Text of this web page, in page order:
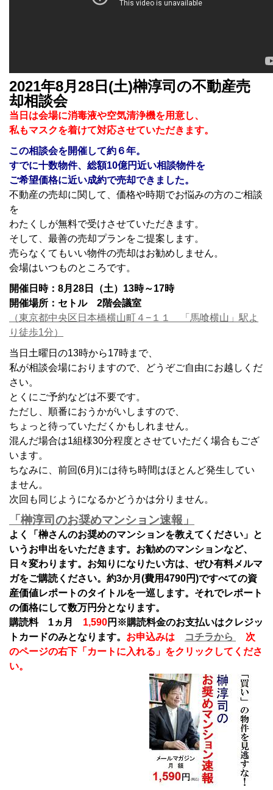
2021年8月28日(土)榊淳司の不動産売
却相談会
当日は会場に消毒液や空気清浄機を用意し、
私もマスクを着けて対応させていただきます。
この相談会を開催して約６年。
すでに十数物件、総額10億円近い相談物件を
ご希望価格に近い成約で売却できました。
不動産の売却に関して、価格や時期でお悩みの方のご相談
を
わたくしが無料で受けさせていただきます。
そして、最善の売却プランをご提案します。
売らなくてもいい物件の売却はお勧めしません。
会場はいつものところです。
開催日時：8月28日（土）13時～17時
開催場所：セトル 2階会議室
（東京都中央区日本橋横山町４−１１ 「馬喰横山」駅よ
り徒歩1分）
当日土曜日の13時から17時まで、
私が相談会場におりますので、どうぞご自由にお越しくだ
さい。
とくにご予約などは不要です。
ただし、順番におうかがいしますので、
ちょっと待っていただくかもしれません。
混んだ場合は1組様30分程度とさせていただく場合もござ
います。
ちなみに、前回(6月)には待ち時間はほとんど発生してい
ません。
次回も同じようになるかどうかは分りません。
「榊淳司のお奨めマンション速報」
よく「榊さんのお奨めのマンションを教えてください」と
いうお申出をいただきます。お勧めのマンションなど、
日々変わります。お知りになりたい方は、ぜひ有料メルマ
ガをご購読ください。約3か月(費用4790円)ですべての資
産価値レポートのタイトルを一巡します。それでレポート
の価格にして数万円分となります。
購読料 1ヵ月 1,590円 ※購読料金のお支払いはクレジッ
トカードのみとなります。 お申込みは コチラから
次
のページの右下「カートに入れる」をクリックしてくださ
い。